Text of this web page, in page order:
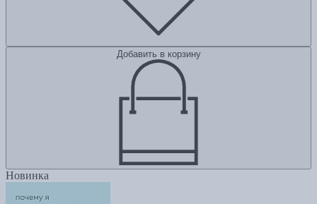
Добавить в корзину
Новинка